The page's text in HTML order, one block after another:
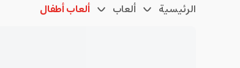
الرئيسية ألعاب ألعاب أطفال